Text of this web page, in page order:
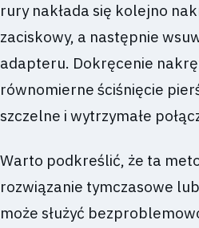
rury nakłada się kolejno
zaciskowy, a następnie
adapteru. Dokręcenie
równomierne ściśnięcie
szczelne i wytrzymałe
Warto podkreślić, że ta
rozwiązanie tymczasowe
może służyć